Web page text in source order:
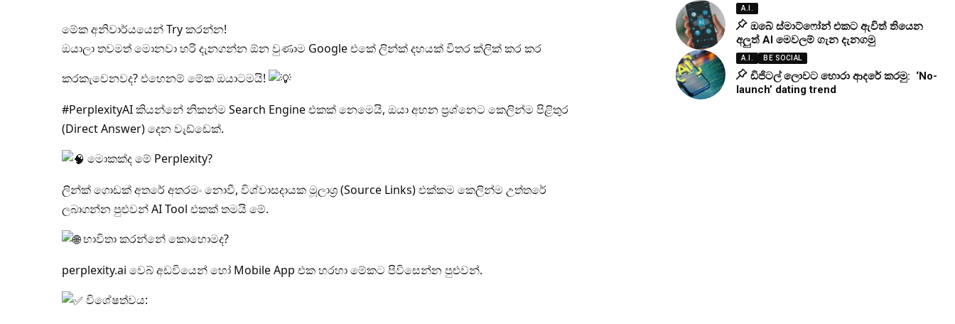
මේක අනිවාර්යයෙන් Try කරන්න!
ඔයාලා තවමත් මොනවා හරි දැනගන්න ඕන වුණාම Google එකේ ලින්ක් දහයක් විතර ක්ලික් කර කර
කරකැවෙනවද? එහෙනම් මේක ඔයාටමයි!
#PerplexityAIකියන්නේ නිකන්ම Search Engine එකක් නෙමෙයි, ඔයා අහන ප්‍රශ්නෙට කෙලින්ම පිළිතුර
(Direct Answer) දෙන වැඩ්ඩෙක්.
මොකක්ද මේ Perplexity?
ලින්ක් ගොඩක් අතරේ අතරමං නොවී, විශ්වාසදායක මූලාශ්‍ර (Source Links) එක්කම කෙලින්ම උත්තරේ
ලබාගන්න පුළුවන් AI Tool එකක් තමයි මේ.
භාවිතා කරන්නේ කොහොමද?
perplexity.ai වෙබ් අඩවියෙන් හෝ Mobile App එක හරහා මේකට පිවිසෙන්න පුළුවන්.
විශේෂත්වය:
A.I.
ඔබේ ස්මාට්ෆෝන් එකට ඇවිත් තියෙන
අලුත් AI මෙවලම් ගැන දැනගමු
A.I. BE SOCIAL
ඩිජිටල් ලොවට හොරා ආදරේ කරමු: ‘No-
launch’ dating trend